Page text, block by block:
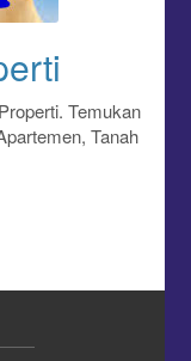
Temukan
Tanah